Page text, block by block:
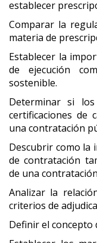
establecer
Comparar la
materia de
Establecer la
de ejecución
sostenible.
Determinar si
certificaciones de
una contratación
Descubrir como la
de contratación
de una
Analizar la
criterios de
Definir el concepto